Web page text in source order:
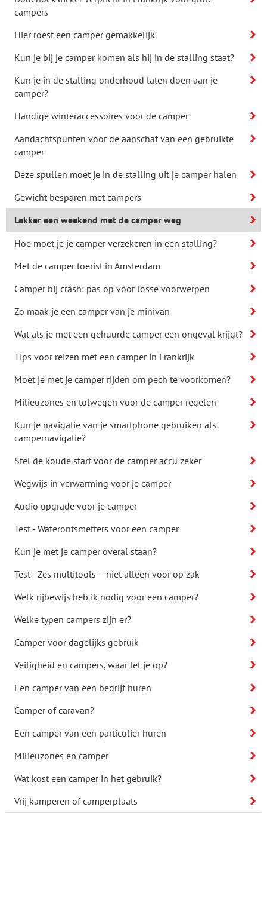
campers
Hier roest een camper gemakkelijk
Kun je bij je camper komen als hij in de stalling staat?
Kun je in de stalling onderhoud laten doen aan je
camper?
Handige winteraccessoires voor de camper
Aandachtspunten voor de aanschaf van een gebruikte
camper
Deze spullen moet je in de stalling uit je camper halen
Gewicht besparen met campers
Lekker een weekend met de camper weg
Hoe moet je je camper verzekeren in een stalling?
Met de camper toerist in Amsterdam
Camper bij crash: pas op voor losse voorwerpen
Zo maak je een camper van je minivan
Wat als je met een gehuurde camper een ongeval krijgt?
Tips voor reizen met een camper in Frankrijk
Moet je met je camper rijden om pech te voorkomen?
Milieuzones en tolwegen voor de camper regelen
Kun je navigatie van je smartphone gebruiken als
campernavigatie?
Stel de koude start voor de camper accu zeker
Wegwijs in verwarming voor je camper
Audio upgrade voor je camper
Test - Waterontsmetters voor een camper
Kun je met je camper overal staan?
Test - Zes multitools – niet alleen voor op zak
Welk rijbewijs heb ik nodig voor een camper?
Welke typen campers zijn er?
Camper voor dagelijks gebruik
Veiligheid en campers, waar let je op?
Een camper van een bedrijf huren
Camper of caravan?
Een camper van een particulier huren
Milieuzones en camper
Wat kost een camper in het gebruik?
Vrij kamperen of camperplaats